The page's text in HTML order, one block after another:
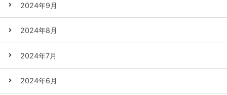
2024年9月
2024年8月
2024年7月
2024年6月